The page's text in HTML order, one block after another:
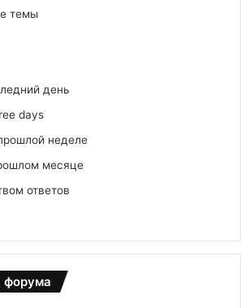
темы
день
days
неделе
месяце
ответов
форума